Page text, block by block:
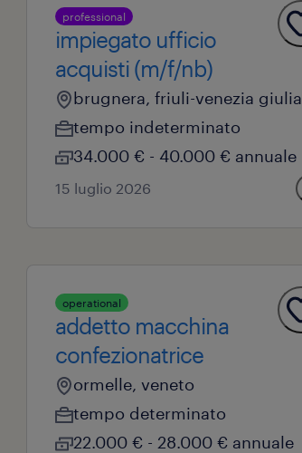
professional
impiegato ufficio
acquisti (m/f/nb)
brugnera, friuli-venezia giulia
tempo indeterminato
34.000 € - 40.000 € annuale
15 luglio 2026
operational
addetto macchina
confezionatrice
ormelle, veneto
tempo determinato
22.000 € - 28.000 € annuale